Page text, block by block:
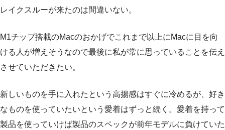
レイクスルーが来たのは間違いない。
M1チップ搭載のMacのおかげでこれまで以上にMacに目を向
ける人が増えそうなので最後に私が常に思っていることを伝え
させていただきたい。
新しいものを手に入れたという高揚感はすぐに冷めるが、好き
なものを使っていたいという愛着はずっと続く。愛着を持って
製品を使っていけば製品のスペックが前年モデルに負けていた